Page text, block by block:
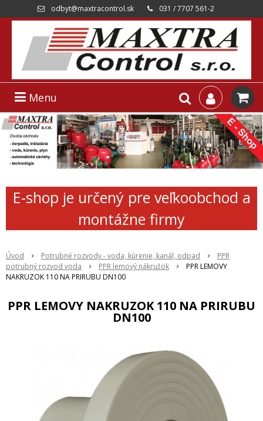
odbyt@maxtracontrol.sk 031 / 7707 561-2
Menu
E-shop je určený pre veľkoobchod a
montážne firmy
Úvod Potrubné rozvody - voda, kúrenie, kanál, odpad
PPR
potrubný rozvod voda
PPR lemový nákružok
PPR LEMOVY
NAKRUZOK 110 NA PRIRUBU DN100
PPR LEMOVY NAKRUZOK 110 NA PRIRUBU
DN100